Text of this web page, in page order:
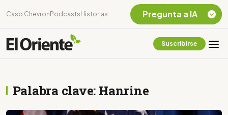
Caso Chevron Podcasts Historias
Suscribirse
Palabra clave: Hanrine
Pregunta a IA
Amazonia Ecuatoriana